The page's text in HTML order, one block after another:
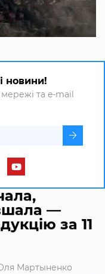
новини!
мережі та e-mail
—
за 11
Мартыненко